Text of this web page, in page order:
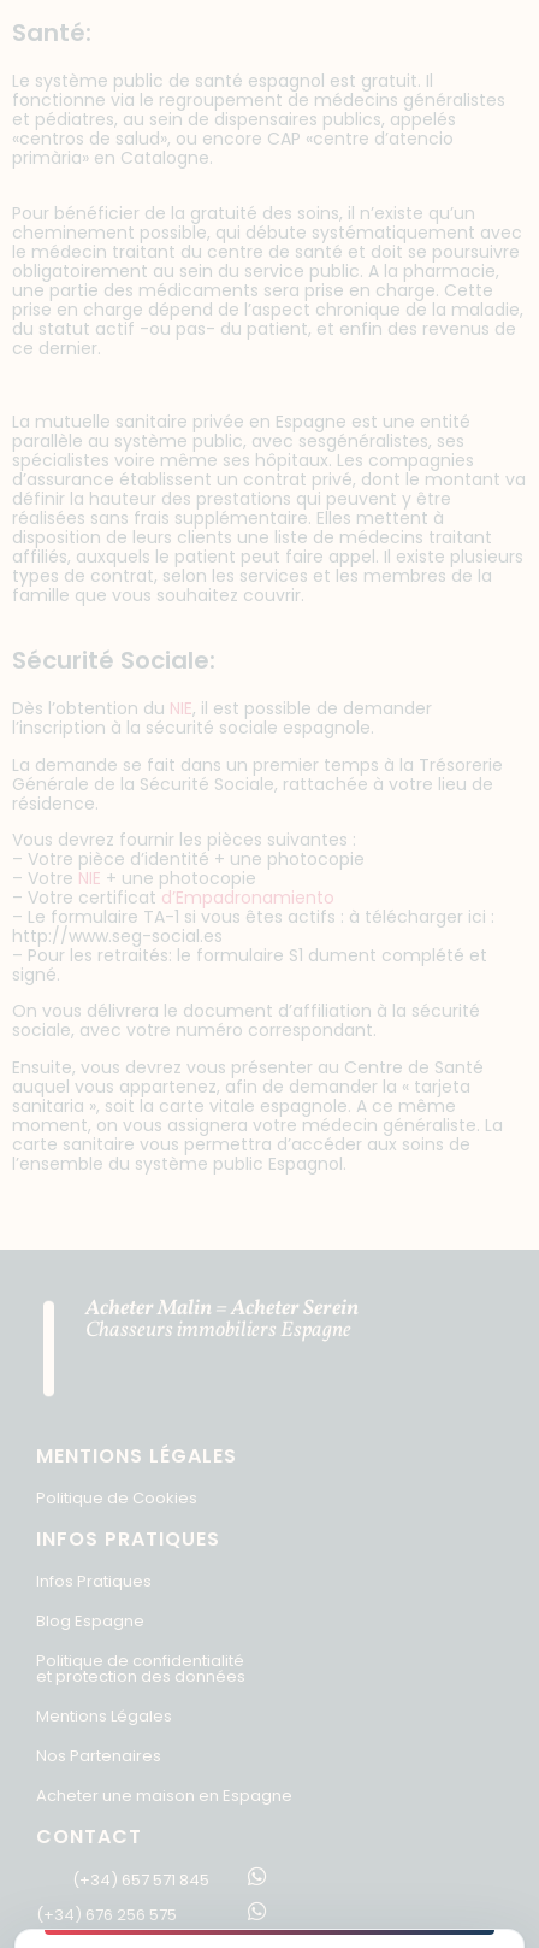
Santé:
Le système public de santé espagnol est gratuit. Il
fonctionne via le regroupement de médecins généralistes
et pédiatres, au sein de dispensaires publics, appelés
«centros de salud», ou encore CAP «centre d’atencio
primària» en Catalogne.
Pour bénéficier de la gratuité des soins, il n’existe qu’un
cheminement possible, qui débute systématiquement avec
le médecin traitant du centre de santé et doit se poursuivre
obligatoirement au sein du service public. A la pharmacie,
une partie des médicaments sera prise en charge. Cette
prise en charge dépend de l’aspect chronique de la maladie,
du statut actif -ou pas- du patient, et enfin des revenus de
ce dernier.
La mutuelle sanitaire privée en Espagne est une entité
parallèle au système public, avec sesgénéralistes, ses
spécialistes voire même ses hôpitaux. Les compagnies
d’assurance établissent un contrat privé, dont le montant va
définir la hauteur des prestations qui peuvent y être
réalisées sans frais supplémentaire. Elles mettent à
disposition de leurs clients une liste de médecins traitant
affiliés, auxquels le patient peut faire appel. Il existe plusieurs
types de contrat, selon les services et les membres de la
famille que vous souhaitez couvrir.
Sécurité Sociale:
Dès l’obtention du NIE, il est possible de demander
l’inscription à la sécurité sociale espagnole.
La demande se fait dans un premier temps à la Trésorerie
Générale de la Sécurité Sociale, rattachée à votre lieu de
résidence.
Vous devrez fournir les pièces suivantes :
– Votre pièce d’identité + une photocopie
– Votre NIE + une photocopie
– Votre certificatd’Empadronamiento
– Le formulaire TA-1 si vous êtes actifs : à télécharger ici :
http://www.seg-social.es
– Pour les retraités: le formulaire S1 dument complété et
signé.
On vous délivrera le document d’affiliation à la sécurité
sociale, avec votre numéro correspondant.
Ensuite, vous devrez vous présenter au Centre de Santé
auquel vous appartenez, afin de demander la « tarjeta
sanitaria », soit la carte vitale espagnole. A ce même
moment, on vous assignera votre médecin généraliste. La
carte sanitaire vous permettra d’accéder aux soins de
l’ensemble du système public Espagnol.
Acheter Malin = Acheter Serein
Chasseurs immobiliers Espagne
MENTIONS LÉGALES
Politique de Cookies
INFOS PRATIQUES
Infos Pratiques
Blog Espagne
Politique de confidentialité
et protection des données
Mentions Légales
Nos Partenaires
Acheter une maison en Espagne
CONTACT
(+34) 657 571 845
(+34) 676 256 575